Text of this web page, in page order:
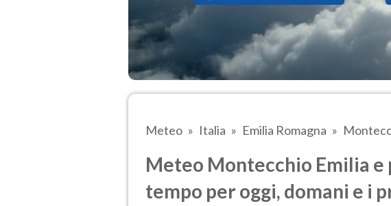
Meteo Italia Emilia Romagna
Meteo Montecchio Emilia e
tempo per oggi, domani e i